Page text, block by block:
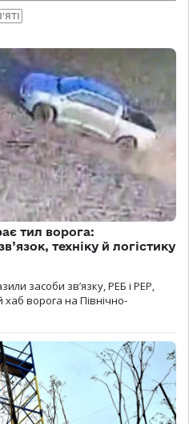
тил ворога:
техніку й логістику
засоби зв’язку, РЕБ і РЕР,
хаб ворога на Північно-